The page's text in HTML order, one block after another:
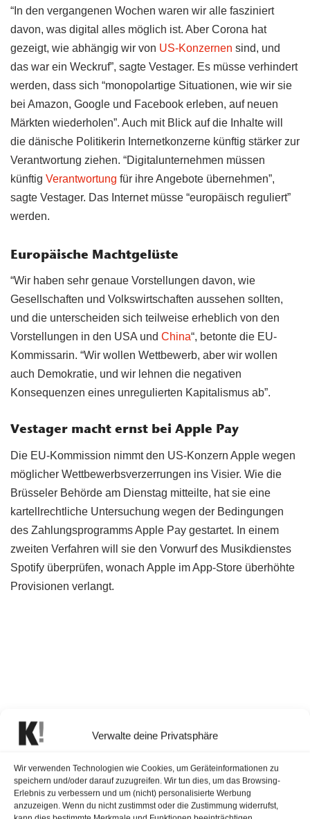
Verwalte deine Privatsphäre
Wir verwenden Technologien wie Cookies, um Geräteinformationen zu
speichern und/oder darauf zuzugreifen. Wir tun dies, um das Browsing-
Erlebnis zu verbessern und um (nicht) personalisierte Werbung
anzuzeigen. Wenn du nicht zustimmst oder die Zustimmung widerrufst,
“In den vergangenen Wochen waren wir alle fasziniert
davon, was digital alles möglich ist. Aber Corona hat
gezeigt, wie abhängig wir von US-Konzernen sind, und
das war ein Weckruf”, sagte Vestager. Es müsse verhindert
werden, dass sich “monopolartige Situationen, wie wir sie
bei Amazon, Google und Facebook erleben, auf neuen
Märkten wiederholen”. Auch mit Blick auf die Inhalte will
die dänische Politikerin Internetkonzerne künftig stärker zur
Verantwortung ziehen. “Digitalunternehmen müssen
künftig Verantwortung für ihre Angebote übernehmen”,
sagte Vestager. Das Internet müsse “europäisch reguliert”
werden.
Europäische Machtgelüste
“Wir haben sehr genaue Vorstellungen davon, wie
Gesellschaften und Volkswirtschaften aussehen sollten,
und die unterscheiden sich teilweise erheblich von den
Vorstellungen in den USA und China“, betonte die EU-
Kommissarin. “Wir wollen Wettbewerb, aber wir wollen
auch Demokratie, und wir lehnen die negativen
Konsequenzen eines unregulierten Kapitalismus ab”.
Vestager macht ernst bei Apple Pay
Die EU-Kommission nimmt den US-Konzern Apple wegen
möglicher Wettbewerbsverzerrungen ins Visier. Wie die
Brüsseler Behörde am Dienstag mitteilte, hat sie eine
kartellrechtliche Untersuchung wegen der Bedingungen
des Zahlungsprogramms Apple Pay gestartet. In einem
zweiten Verfahren will sie den Vorwurf des Musikdienstes
Spotify überprüfen, wonach Apple im App-Store überhöhte
Provisionen verlangt.